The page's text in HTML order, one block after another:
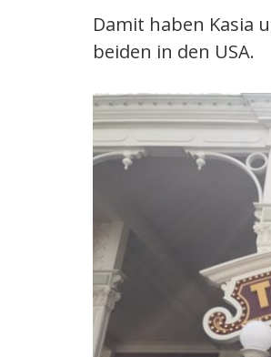
Damit haben Kasia
beiden in den USA.